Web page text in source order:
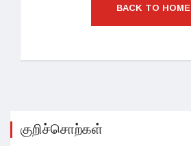
BACK TO HOME
குறிச்சொற்கள்